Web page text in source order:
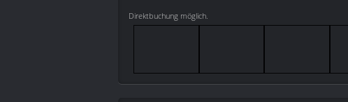
Direktbuchung möglich.